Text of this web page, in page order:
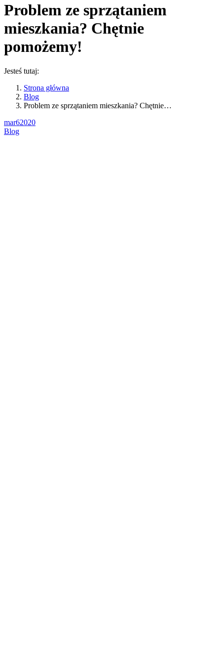
Problem ze sprzątaniem
mieszkania? Chętnie
pomożemy!
Jesteś tutaj:
Strona główna
Blog
Problem ze sprzątaniem mieszkania? Chętnie…
mar62020
Blog